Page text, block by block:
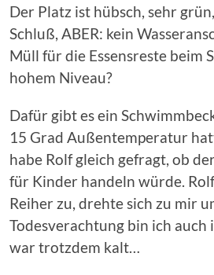
Der Platz ist hübsch, sehr
Schluß, ABER: kein
Müll für die Essensreste beim
hohem Niveau?
Dafür gibt es ein
15 Grad Außentemperatur
habe Rolf gleich gefragt, ob
für Kinder handeln würde.
Reiher zu, drehte sich zu mir
Todesverachtung bin ich auch
war trotzdem kalt…